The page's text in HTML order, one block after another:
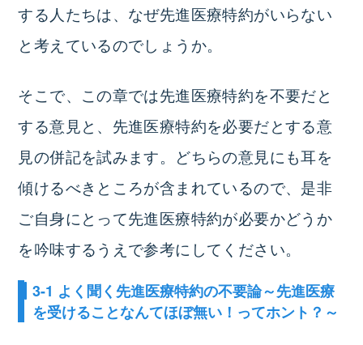
する人たちは、なぜ先進医療特約がいらない
と考えているのでしょうか。
そこで、この章では先進医療特約を不要だと
する意見と、先進医療特約を必要だとする意
見の併記を試みます。どちらの意見にも耳を
傾けるべきところが含まれているので、是非
ご自身にとって先進医療特約が必要かどうか
を吟味するうえで参考にしてください。
3-1 よく聞く先進医療特約の不要論～先進医療
を受けることなんてほぼ無い！ってホント？～